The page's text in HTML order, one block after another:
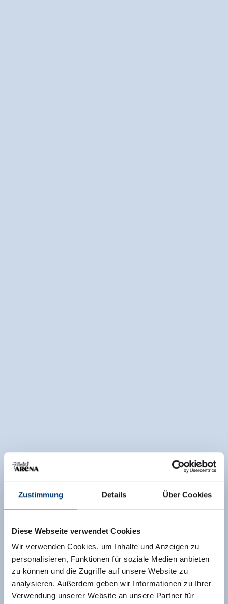
Zustimmung Details Über Cookies
Diese Webseite verwendet Cookies
Wir verwenden Cookies, um Inhalte und Anzeigen zu
personalisieren, Funktionen für soziale Medien anbieten
zu können und die Zugriffe auf unsere Website zu
analysieren. Außerdem geben wir Informationen zu Ihrer
Verwendung unserer Website an unsere Partner für